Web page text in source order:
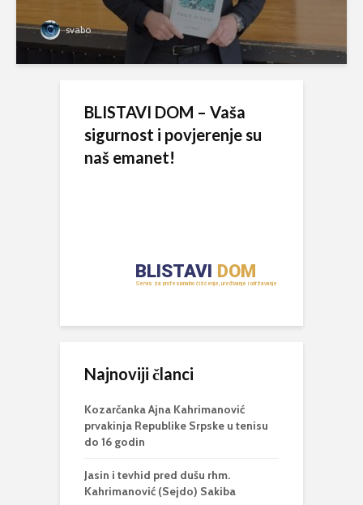
svabo
BLISTAVI DOM – Vaša
sigurnost i povjerenje su
naš emanet!
Najnoviji članci
Kozarčanka Ajna Kahrimanović
prvakinja Republike Srpske u tenisu
do 16 godin
Jasin i tevhid pred dušu rhm.
Kahrimanović (Sejdo) Sakiba